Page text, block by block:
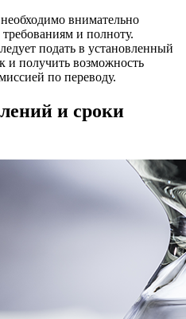
внимательно
и полноту.
подать в установленный
и получить возможность
по переводу.
и сроки